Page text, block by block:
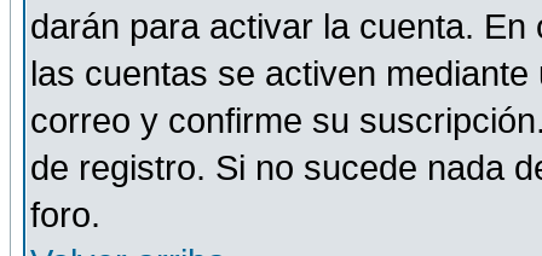
darán para activar la cuenta.
las cuentas se activen
correo y confirme su
de registro. Si no sucede nada
foro.